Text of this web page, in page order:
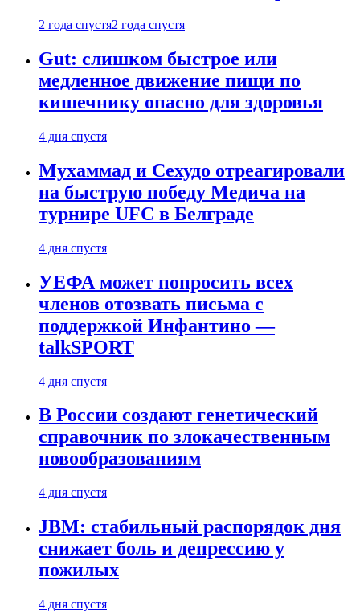
2 года спустя2 года спустя
Gut: слишком быстрое или
медленное движение пищи по
кишечнику опасно для здоровья
4 дня спустя
Мухаммад и Сехудо отреагировали
на быструю победу Медича на
турнире UFC в Белграде
4 дня спустя
УЕФА может попросить всех
членов отозвать письма с
поддержкой Инфантино —
talkSPORT
4 дня спустя
В России создают генетический
справочник по злокачественным
новообразованиям
4 дня спустя
JBM: стабильный распорядок дня
снижает боль и депрессию у
пожилых
4 дня спустя